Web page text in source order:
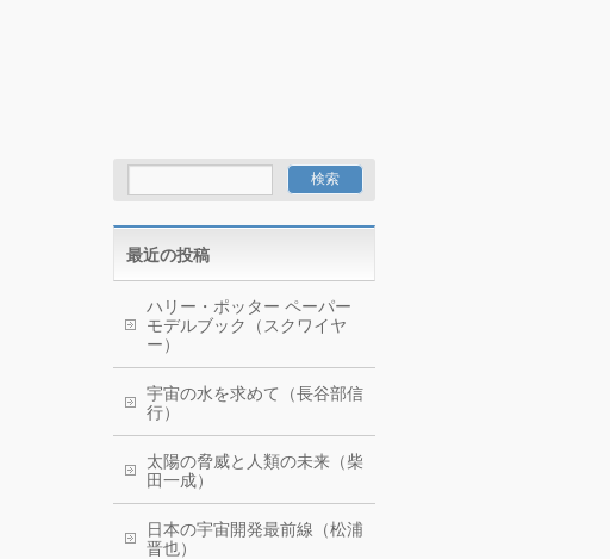
最近の投稿
ハリー・ポッター ペーパー
モデルブック（スクワイヤ
ー）
宇宙の水を求めて（長谷部信
行）
太陽の脅威と人類の未来（柴
田一成）
日本の宇宙開発最前線（松浦
晋也）